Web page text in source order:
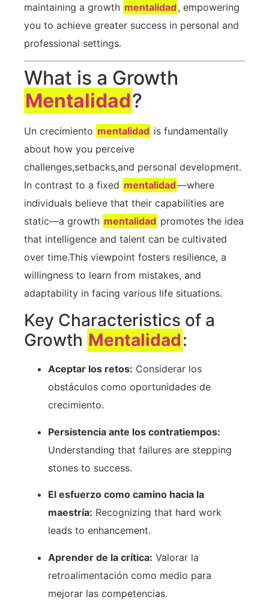
maintaining a growth mentalidad, empowering
you‌ to achieve greater ​success in personal ⁣and
professional settings.
What is‍ a Growth
Mentalidad?
Un crecimiento mentalidad is fundamentally
about ⁣how ⁢you perceive
challenges,setbacks,and personal development.
In contrast to a fixed⁢ mentalidad—where
individuals believe that their capabilities are
static—a growth mentalidad promotes‌ the idea‌
that intelligence⁤ and talent can be cultivated⁣
over time.This viewpoint fosters resilience,⁣ a
willingness to learn⁢ from mistakes, and
adaptability in facing various life situations. ‍
Key Characteristics of a
Growth Mentalidad:
Aceptar los retos: Considerar los
obstáculos como oportunidades de
crecimiento.
Persistencia ante los contratiempos:
Understanding ​that failures ‍are stepping
stones to success.
El esfuerzo como camino hacia la
maestría: Recognizing that ⁣hard‌ work
leads ‍to⁢ enhancement.
Aprender de la crítica: Valorar la
retroalimentación como medio para
mejorar las competencias.